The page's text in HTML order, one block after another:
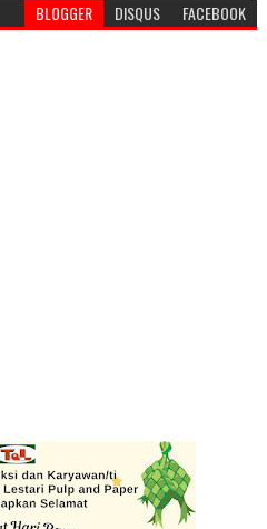
BLOGGER DISQUS FACEBOOK